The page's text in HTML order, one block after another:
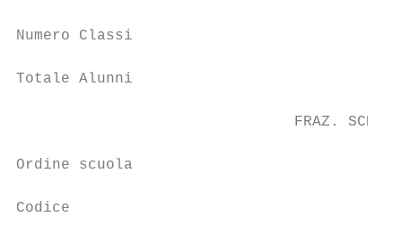
Numero Classi
Totale Alunni
FRAZ.
Ordine scuola
Codice